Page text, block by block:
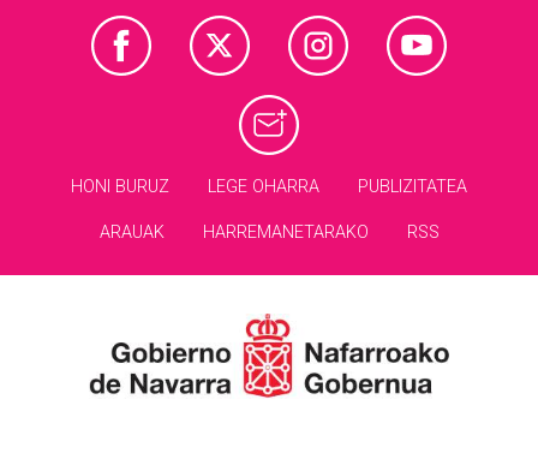
HONI BURUZ LEGE OHARRA PUBLIZITATEA
ARAUAK HARREMANETARAKO RSS